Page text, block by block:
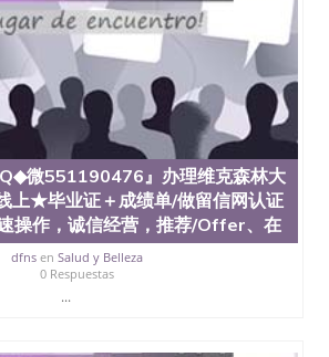
微551190476』办理维克森林大
上★毕业证＋成绩单/做留信网认证
速操作，诚信经营，推荐/Offer、在
dfnsen Salud y Belleza
0 Respuestas
...